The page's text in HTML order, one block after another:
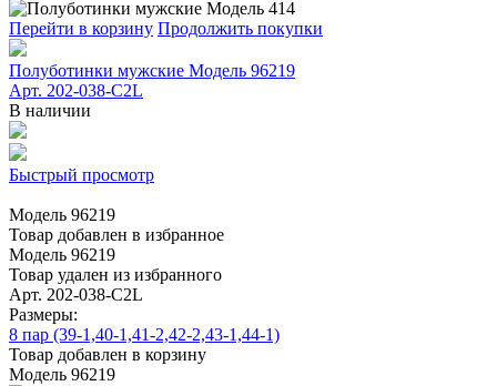
Перейти в корзину Продолжить покупки
Полуботинки мужские Модель 96219
Арт. 202-038-C2L
В наличии
Быстрый просмотр
Модель 96219
Товар добавлен в избранное
Модель 96219
Товар удален из избранного
Арт. 202-038-C2L
Размеры:
8 пар (39-1,40-1,41-2,42-2,43-1,44-1)
Товар добавлен в корзину
Модель 96219